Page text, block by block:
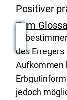
Positiver
Zum
des
Aufkommen
jedoch